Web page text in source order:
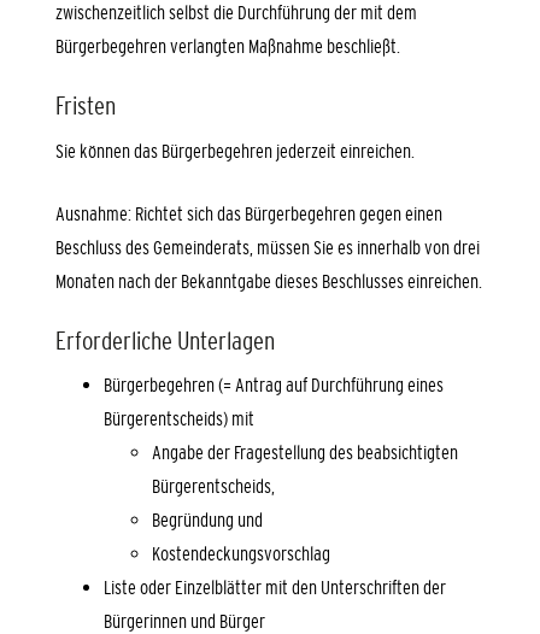
zwischenzeitlich selbst die Durchführung der mit dem
Bürgerbegehren verlangten Maßnahme beschließt.
Fristen
Sie können das Bürgerbegehren jederzeit einreichen.
Ausnahme: Richtet sich das Bürgerbegehren gegen einen
Beschluss des Gemeinderats, müssen Sie es innerhalb von drei
Monaten nach der Bekanntgabe dieses Beschlusses einreichen.
Erforderliche Unterlagen
Bürgerbegehren (= Antrag auf Durchführung eines
Bürgerentscheids) mit
Angabe der Fragestellung des beabsichtigten
Bürgerentscheids,
Begründung und
Kostendeckungsvorschlag
Liste oder Einzelblätter mit den Unterschriften der
Bürgerinnen und Bürger